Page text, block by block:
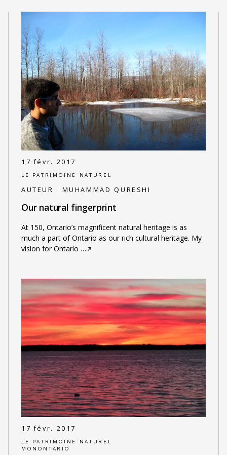
17 févr. 2017
LE PATRIMOINE NATUREL
AUTEUR : MUHAMMAD QURESHI
Our natural fingerprint
At 150, Ontario’s magnificent natural heritage is as
much a part of Ontario as our rich cultural heritage. My
vision for Ontario …
17 févr. 2017
LE PATRIMOINE NATUREL
MONONTARIO